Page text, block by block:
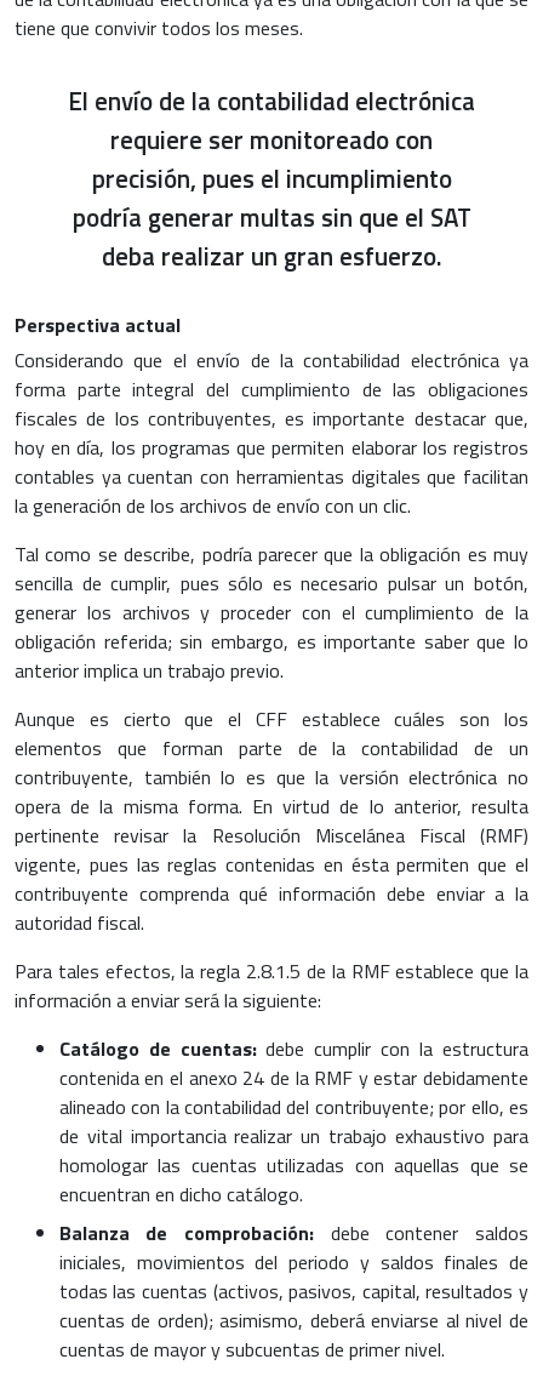
tiene que convivir todos los meses.
El envío de la contabilidad electrónica
requiere ser monitoreado con
precisión, pues el incumplimiento
podría generar multas sin que el SAT
deba realizar un gran esfuerzo.
Perspectiva actual
Considerando que el envío de la contabilidad electrónica ya
forma parte integral del cumplimiento de las obligaciones
fiscales de los contribuyentes, es importante destacar que,
hoy en día, los programas que permiten elaborar los registros
contables ya cuentan con herramientas digitales que facilitan
la generación de los archivos de envío con un clic.
Tal como se describe, podría parecer que la obligación es muy
sencilla de cumplir, pues sólo es necesario pulsar un botón,
generar los archivos y proceder con el cumplimiento de la
obligación referida; sin embargo, es importante saber que lo
anterior implica un trabajo previo.
Aunque es cierto que el CFF establece cuáles son los
elementos que forman parte de la contabilidad de un
contribuyente, también lo es que la versión electrónica no
opera de la misma forma. En virtud de lo anterior, resulta
pertinente revisar la Resolución Miscelánea Fiscal (RMF)
vigente, pues las reglas contenidas en ésta permiten que el
contribuyente comprenda qué información debe enviar a la
autoridad fiscal.
Para tales efectos, la regla 2.8.1.5 de la RMF establece que la
información a enviar será la siguiente:
Catálogo de cuentas:debe cumplir con la estructura
contenida en el anexo 24 de la RMF y estar debidamente
alineado con la contabilidad del contribuyente; por ello, es
de vital importancia realizar un trabajo exhaustivo para
homologar las cuentas utilizadas con aquellas que se
encuentran en dicho catálogo.
Balanza de comprobación: debe contener saldos
iniciales, movimientos del periodo y saldos finales de
todas las cuentas (activos, pasivos, capital, resultados y
cuentas de orden); asimismo, deberá enviarse al nivel de
cuentas de mayor y subcuentas de primer nivel.